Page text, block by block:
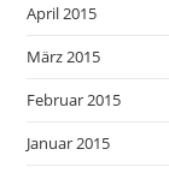
April 2015
März 2015
Februar 2015
Januar 2015